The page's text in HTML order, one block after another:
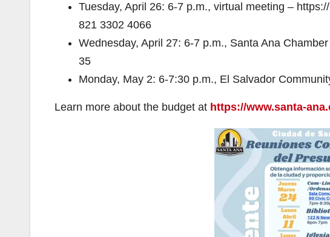
Tuesday, April 26: 6-7 p.m., virtual meeting –
821 3302 4066
Wednesday, April 27: 6-7 p.m., Santa Ana
35
Monday, May 2: 6-7:30 p.m., El Salvador
Learn more about the budget at https://www.santa-